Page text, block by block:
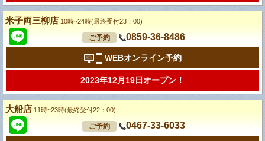
米子両三柳店 10時~24時(最終受付23：00)
ご予約 0859-36-8486
WEBオンライン予約
2023年12月19日オープン！
大船店 11時~23時(最終受付22：00)
ご予約 0467-33-6033